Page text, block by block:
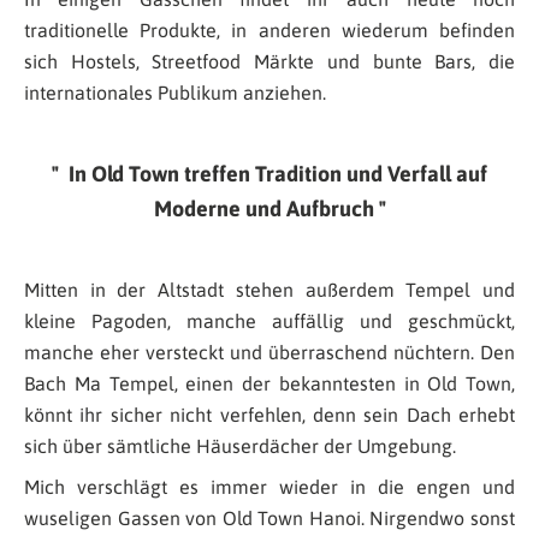
traditionelle Produkte, in anderen wiederum befinden
sich Hostels, Streetfood Märkte und bunte Bars, die
internationales Publikum anziehen.
In Old Town treffen Tradition und Verfall auf
Moderne und Aufbruch
Mitten in der Altstadt stehen außerdem Tempel und
kleine Pagoden, manche auffällig und geschmückt,
manche eher versteckt und überraschend nüchtern. Den
Bach Ma Tempel, einen der bekanntesten in Old Town,
könnt ihr sicher nicht verfehlen, denn sein Dach erhebt
sich über sämtliche Häuserdächer der Umgebung.
Mich verschlägt es immer wieder in die engen und
wuseligen Gassen von Old Town Hanoi. Nirgendwo sonst